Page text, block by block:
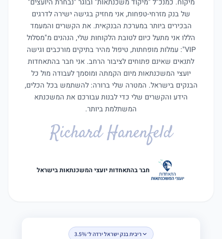
מיקוח. כמנכ"ל "מיקוד משכנתאות" ובוגר "נבחרת היועצים"
של בנק מזרחי-טפחות, אני מחזיק בגישה ישירה לדרגים
הבכירים ביותר במערכת הבנקאית. את הקשרים והמעמד
הללו אני מתעל כיום לטובת הלקוחות שלי, הנהנים מ"מסלול
VIP": עמלות מופחתות, טיפול מהיר בתיקים מורכבים וגישה
לתנאים שאינם פתוחים לציבור הרחב. אני חבר בהתאחדות
יועצי המשכנתאות מיום הקמתה ומוסמך לעבודה מול כל
הבנקים בישראל. המטרה שלי ברורה: להשתמש בכל הכלים,
הידע והקשרים שלי כדי לבנות עבורכם את המשכנתא
המשתלמת ביותר.
Richard Hanenfeld
חבר בהתאחדות יועצי המשכנתאות בישראל
ריבית בנק ישראל ירדה ל־3.5%